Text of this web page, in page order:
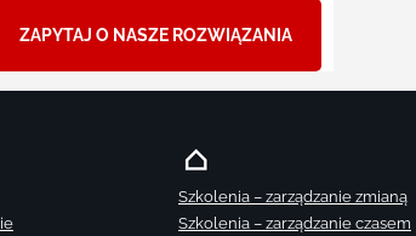
ZAPYTAJ O NASZE ROZWIĄZANIA
Szkolenia – zarządzanie zmianą
Szkolenia – zarządzanie czasem